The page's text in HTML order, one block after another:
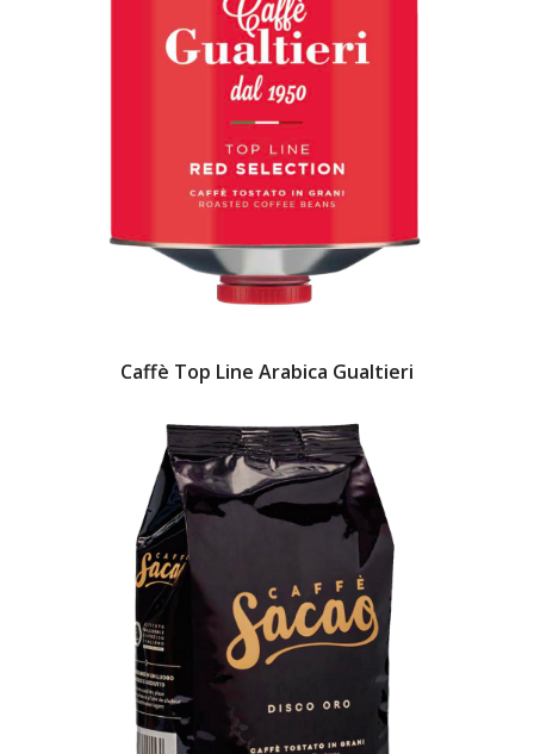
Caffè Top Line Arabica Gualtieri